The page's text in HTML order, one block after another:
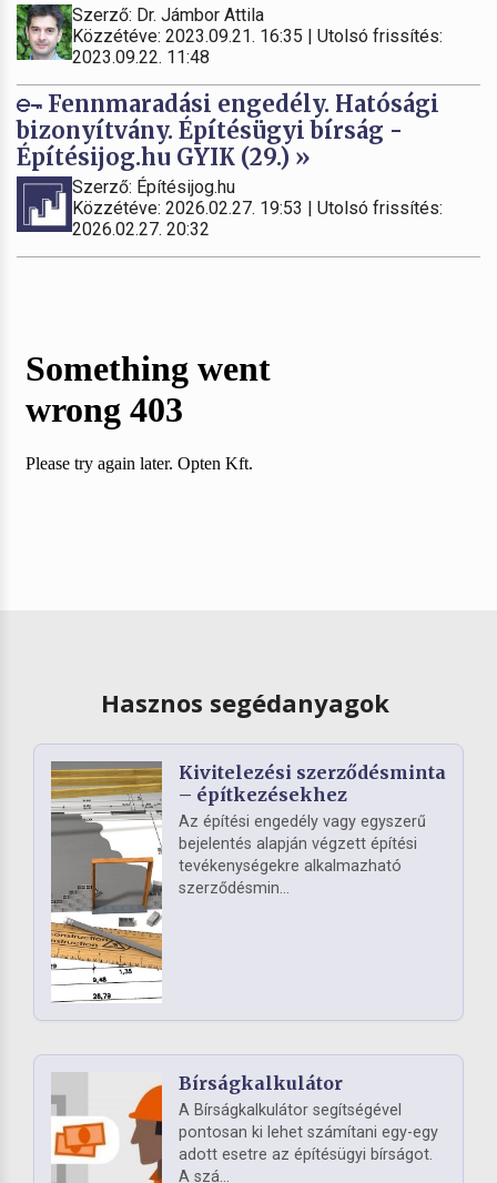
Szerző: Dr. Jámbor Attila
Közzétéve: 2023.09.21. 16:35 | Utolsó frissítés:
2023.09.22. 11:48
Fennmaradási engedély. Hatósági
bizonyítvány. Építésügyi bírság -
Építésijog.hu GYIK (29.) »
Szerző: Építésijog.hu
Közzétéve: 2026.02.27. 19:53 | Utolsó frissítés:
2026.02.27. 20:32
Hasznos segédanyagok
Kivitelezési szerződésminta
– építkezésekhez
Az építési engedély vagy egyszerű
bejelentés alapján végzett építési
tevékenységekre alkalmazható
szerződésmin...
Bírságkalkulátor
A Bírságkalkulátor segítségével
pontosan ki lehet számítani egy-egy
adott esetre az építésügyi bírságot.
A szá...